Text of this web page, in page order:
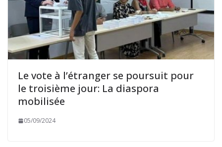
Le vote à l’étranger se poursuit pour
le troisième jour: La diaspora
mobilisée
05/09/2024